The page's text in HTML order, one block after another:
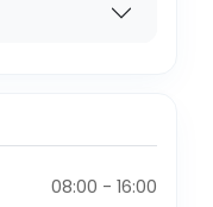
08:00 - 16:00